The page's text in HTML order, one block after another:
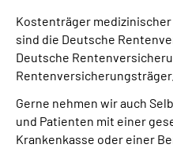
Kostenträger
sind die Deutsche
Deutsche
Rentenversicherungsträger.
Gerne nehmen wir auch
und Patienten mit einer
Krankenkasse oder einer